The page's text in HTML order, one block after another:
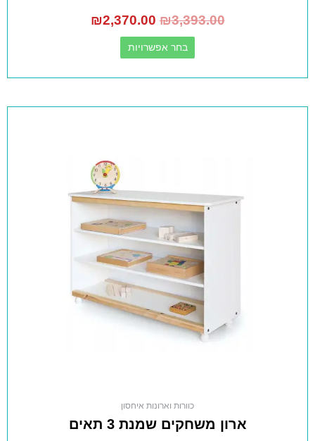
₪3,393.00
₪2,370.00
בחר אפשרויות
כוורות וארונות איחסון
ארון משחקים שמנת 3 תאים